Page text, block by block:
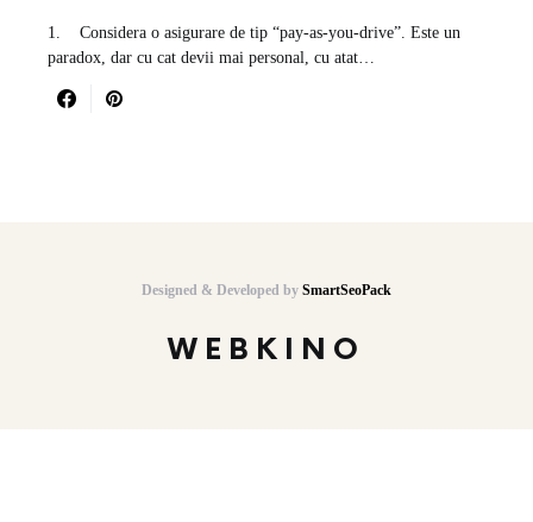
1. Considera o asigurare de tip “pay-as-you-drive”. Este un
paradox, dar cu cat devii mai personal, cu atat…
Designed & Developed by SmartSeoPack
WEBKINO